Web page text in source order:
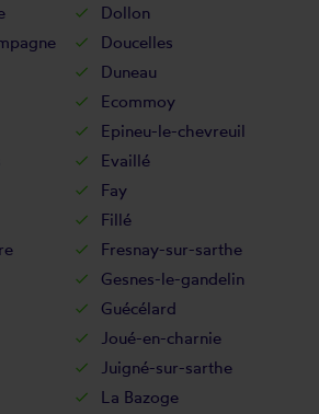
Dollon
Doucelles
Duneau
Ecommoy
Epineu-le-chevreuil
Evaillé
Fay
Fillé
Fresnay-sur-sarthe
Gesnes-le-gandelin
Guécélard
Joué-en-charnie
Juigné-sur-sarthe
La Bazoge